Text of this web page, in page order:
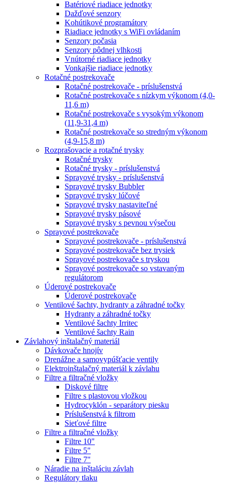
Batériové riadiace jednotky
Dažďové senzory
Kohútikové programátory
Riadiace jednotky s WiFi ovládaním
Senzory počasia
Senzory pôdnej vlhkosti
Vnútorné riadiace jednotky
Vonkajšie riadiace jednotky
Rotačné postrekovače
Rotačné postrekovače - príslušenstvá
Rotačné postrekovače s nízkym výkonom (4,0-
11,6 m)
Rotačné postrekovače s vysokým výkonom
(11,9-31,4 m)
Rotačné postrekovače so stredným výkonom
(4,9-15,8 m)
Rozprašovacie a rotačné trysky
Rotačné trysky
Rotačné trysky - príslušenstvá
Sprayové trysky - príslušenstvá
Sprayové trysky Bubbler
Sprayové trysky lúčové
Sprayové trysky nastaviteľné
Sprayové trysky pásové
Sprayové trysky s pevnou výsečou
Sprayové postrekovače
Sprayové postrekovače - príslušenstvá
Sprayové postrekovače bez trysiek
Sprayové postrekovače s tryskou
Sprayové postrekovače so vstavaným
regulátorom
Úderové postrekovače
Úderové postrekovače
Ventilové šachty, hydranty a záhradné točky
Hydranty a záhradné točky
Ventilové šachty Irritec
Ventilové šachty Rain
Závlahový inštalačný materiál
Dávkovače hnojív
Drenážne a samovypúšťacie ventily
Elektroinštalačný materiál k závlahu
Filtre a filtračné vložky
Diskové filtre
Filtre s plastovou vložkou
Hydrocyklón - separátory piesku
Príslušenstvá k filtrom
Sieťové filtre
Filtre a filtračné vložky
Filtre 10"
Filtre 5"
Filtre 7"
Náradie na inštaláciu závlah
Regulátory tlaku